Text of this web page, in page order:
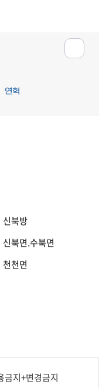
연혁
신북방
신북면.수북면
천천면